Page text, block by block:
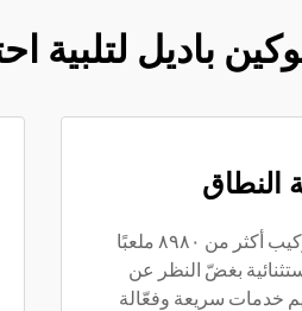
باديل لتلبية
النطاق
وقد نجحت فرق التركيب الاحترافية التابعة لنا في تركيب أكثر من ٨٩٨٠ ملعبًا
استثنائية بغضّ النظر عن
خدمات سريعة وفعّالة